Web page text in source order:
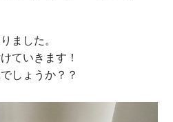
ました。
ていきます！
しょうか？？